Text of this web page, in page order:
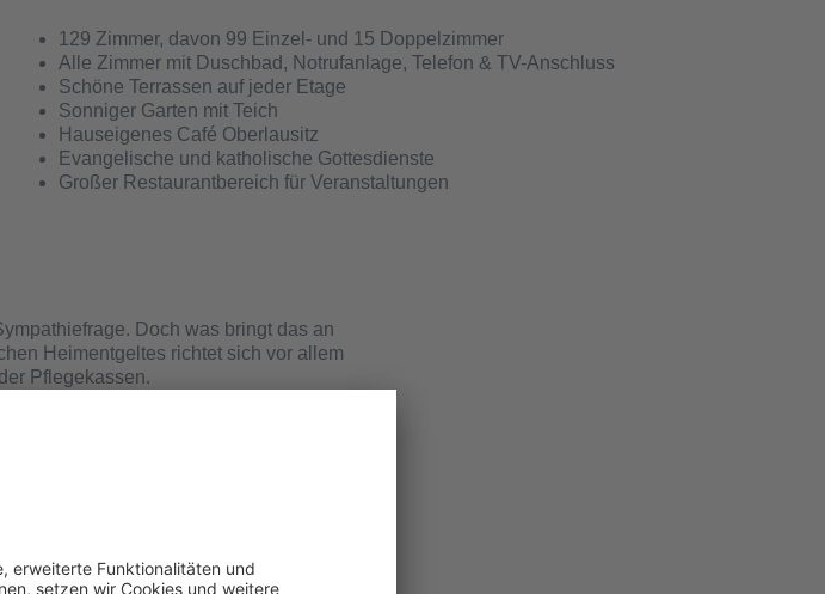
129 Zimmer, davon 99 Einzel- und 15 Doppelzimmer
Alle Zimmer mit Duschbad, Notrufanlage, Telefon & TV-Anschluss
Schöne Terrassen auf jeder Etage
Sonniger Garten mit Teich
Hauseigenes Café Oberlausitz
Evangelische und katholische Gottesdienste
Großer Restaurantbereich für Veranstaltungen
Doch was bringt das an
Heimentgeltes richtet sich vor allem
Pflegekassen.
zusammen aus den Kosten für
nicht von den Pflegekassen